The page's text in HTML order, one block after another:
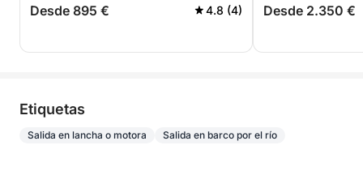
Desde 895 € 4.8 (4) Desde 2.350 €
Etiquetas
Salida en lancha o motora Salida en barco por el río